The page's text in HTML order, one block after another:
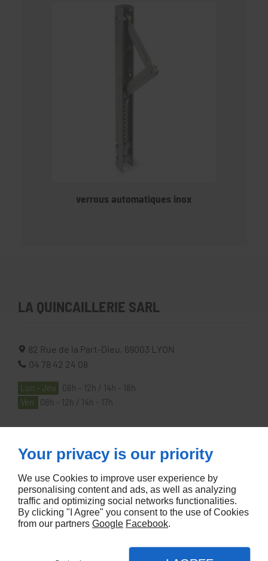
verrous automatiques inox
LA QUINCAILLERIE SARL
82 Rue de la Part-Dieu, 69003
LYON
04 78 42 24 08
Lun - Jeu
08h - 12h / 14h - 18h
Ven
08h - 12h / 14h - 17h
À PROPOS
Accueil
Contactez-nous
Mentions légales
Plan du site
Your privacy is our priority
We use Cookies to improve user experience by
personalising content and ads, as well as analyzing
traffic and optimizing social networks functionalities.
By clicking "I Agree" you consent to the use of Cookies
from our partners Google Facebook.